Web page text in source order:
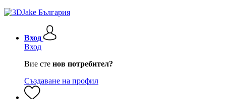
Вход
Вход
Вие сте нов потребител?
Създаване на профил